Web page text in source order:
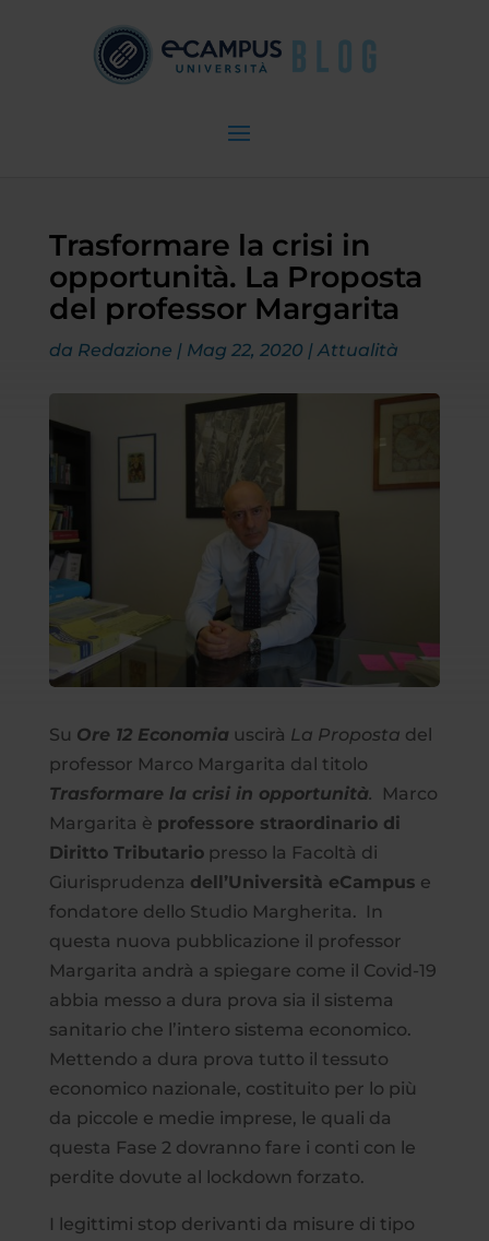
Trasformare la crisi in
opportunità. La Proposta
del professor Margarita
da Redazione | Mag 22, 2020 |Attualità
Su Ore 12 Economia uscirà La Proposta del
professor Marco Margarita dal titolo
Trasformare la crisi in opportunità.
Marco
Margarita è professore straordinario di
Diritto Tributariopresso la Facoltà di
Giurisprudenza dell’Università eCampus e
fondatore dello Studio Margherita. In
questa nuova pubblicazione il professor
Margarita andrà a spiegare come il Covid-19
abbia messo a dura prova sia il sistema
sanitario che l’intero sistema economico.
Mettendo a dura prova tutto il tessuto
economico nazionale, costituito per lo più
da piccole e medie imprese, le quali da
questa Fase 2 dovranno fare i conti con le
perdite dovute al lockdown forzato.
I legittimi stop derivanti da misure di tipo